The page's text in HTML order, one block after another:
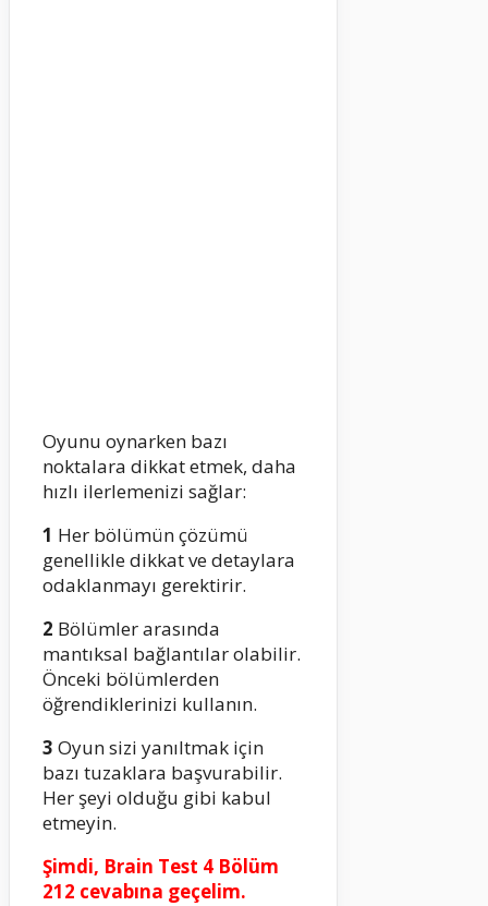
Oyunu oynarken bazı
noktalara dikkat etmek, daha
hızlı ilerlemenizi sağlar:
1 Her bölümün çözümü
genellikle dikkat ve detaylara
odaklanmayı gerektirir.
2 Bölümler arasında
mantıksal bağlantılar olabilir.
Önceki bölümlerden
öğrendiklerinizi kullanın.
3 Oyun sizi yanıltmak için
bazı tuzaklara başvurabilir.
Her şeyi olduğu gibi kabul
etmeyin.
Şimdi, Brain Test 4 Bölüm
212 cevabına geçelim.